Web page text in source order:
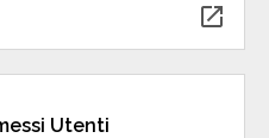
open_in_new
Utenti